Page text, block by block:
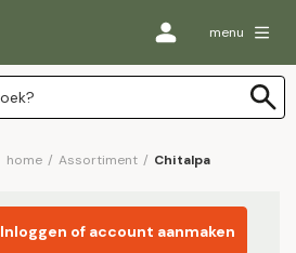
menu
home / Assortiment / Chitalpa
Inloggen of account aanmaken